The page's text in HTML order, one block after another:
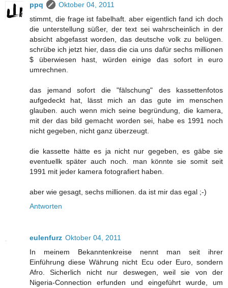
ppq
Oktober 04, 2011
stimmt, die frage ist fabelhaft. aber eigentlich fand ich doch
die unterstellung süßer, der text sei wahrscheinlich in der
absicht abgefasst worden, das deutsche volk zu belügen.
schrübe ich jetzt hier, dass die cia uns dafür sechs millionen
$ überwiesen hast, würden einige das sofort in euro
umrechnen.
das jemand sofort die "fälschung" des kassettenfotos
aufgedeckt hat, lässt mich an das gute im menschen
glauben. auch wenn mich seine begründung, die kamera,
mit der das bild gemacht worden sei, habe es 1991 noch
nicht gegeben, nicht ganz überzeugt.
die kassette hätte es ja nicht nur gegeben, es gäbe sie
eventuellk später auch noch. man könnte sie somit seit
1991 mit jeder kamera fotografiert haben.
aber wie gesagt, sechs millionen. da ist mir das egal ;-)
Antworten
eulenfurz Oktober 04, 2011
In meinem Bekanntenkreise nennt man seit ihrer
Einführung diese Währung nicht Ecu oder Euro, sondern
Afro. Sicherlich nicht nur deswegen, weil sie von der
Nigeria-Connection erfunden und eingeführt wurde, um